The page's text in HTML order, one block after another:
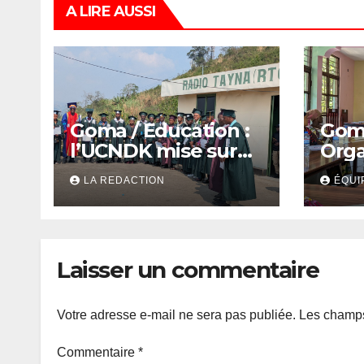
A LIRE AUSSI
Goma / Education :
l’UCNDK mise sur
l’excellence et
l’employabilité des
jeunes
LA REDACTION
Laisser un commentaire
Votre adresse e-mail ne sera pas publiée. Les
Commentaire *